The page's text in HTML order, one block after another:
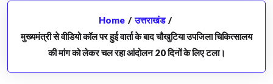
Home / उत्तराखंड /
मुख्यमंत्री से वीडियो कॉल पर हुई वार्ता के बाद चौखुटिया उपजिला चिकित्सालय
की मांग को लेकर चल रहा आंदोलन 20 दिनों के लिए टला।